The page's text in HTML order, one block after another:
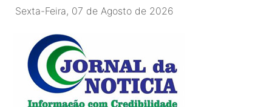
Sexta-Feira, 07 de Agosto de 2026